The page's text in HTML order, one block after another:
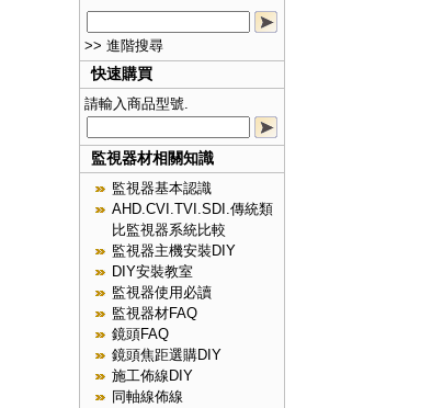
>> 進階搜尋
快速購買
請輸入商品型號.
監視器材相關知識
監視器基本認識
AHD.CVI.TVI.SDI.傳統類
比監視器系統比較
監視器主機安裝DIY
DIY安裝教室
監視器使用必讀
監視器材FAQ
鏡頭FAQ
鏡頭焦距選購DIY
施工佈線DIY
同軸線佈線